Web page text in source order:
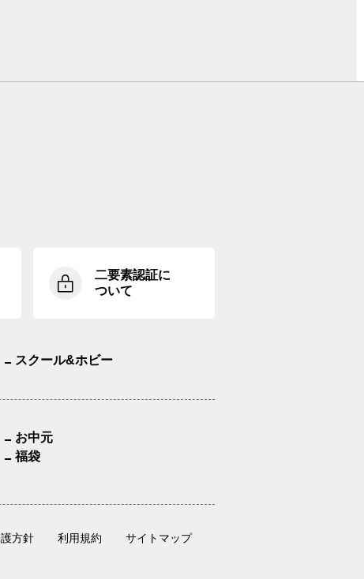
二要素認証に
ついて
スクール&ホビー
お中元
福袋
方針 利用規約 サイトマップ